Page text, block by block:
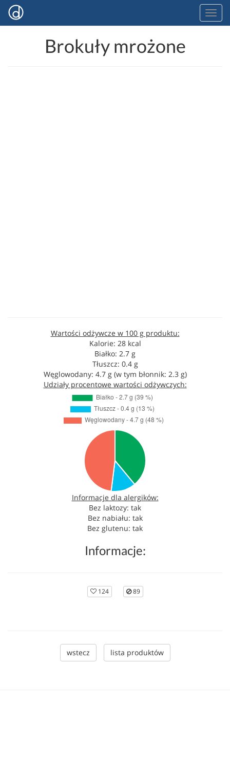
Brokuły mrożone
Wartości odżywcze w 100 g produktu:
Kalorie: 28 kcal
Białko: 2.7 g
Tłuszcz: 0.4 g
Węglowodany: 4.7 g (w tym błonnik: 2.3 g)
Udziały procentowe wartości odżywczych:
Informacje dla alergików:
Bez laktozy: tak
Bez nabiału: tak
Bez glutenu: tak
Informacje:
124 89
wstecz lista produktów